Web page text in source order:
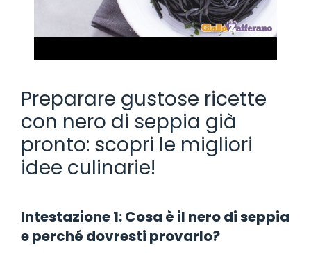
Preparare gustose ricette
con nero di seppia già
pronto: scopri le migliori
idee culinarie!
Intestazione 1: Cosa è il nero di seppia
e perché dovresti provarlo?